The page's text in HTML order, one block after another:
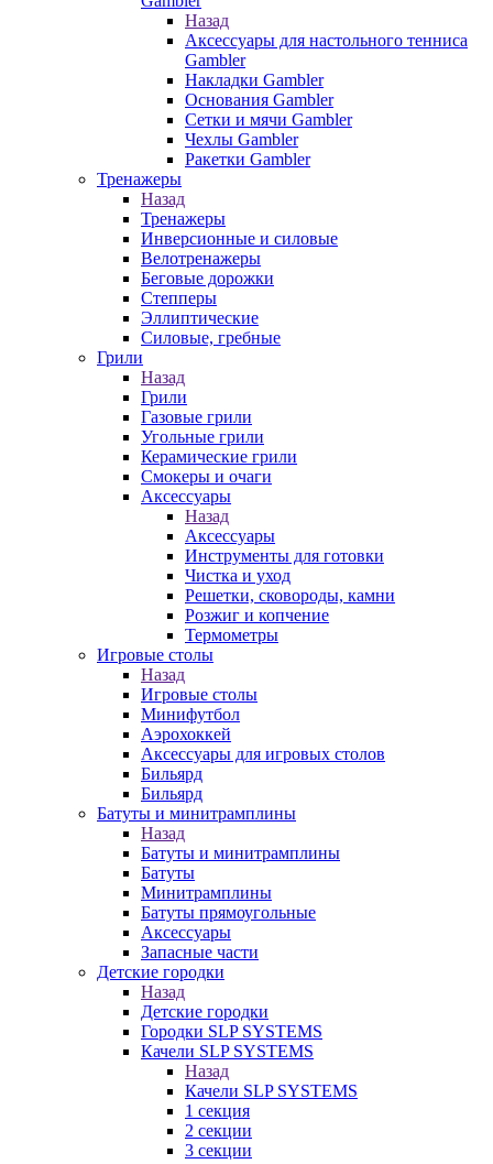
Назад
Аксессуары для настольного тенниса
Gambler
Накладки Gambler
Основания Gambler
Сетки и мячи Gambler
Чехлы Gambler
Ракетки Gambler
Тренажеры
Назад
Тренажеры
Инверсионные и силовые
Велотренажеры
Беговые дорожки
Степперы
Эллиптические
Силовые, гребные
Грили
Назад
Грили
Газовые грили
Угольные грили
Керамические грили
Смокеры и очаги
Аксессуары
Назад
Аксессуары
Инструменты для готовки
Чистка и уход
Решетки, сковороды, камни
Розжиг и копчение
Термометры
Игровые столы
Назад
Игровые столы
Минифутбол
Аэрохоккей
Аксессуары для игровых столов
Бильяpд
Бильяpд
Батуты и минитрамплины
Назад
Батуты и минитрамплины
Батуты
Минитрамплины
Батуты прямоугольные
Аксессуары
Запасные части
Детские городки
Назад
Детские городки
Городки SLP SYSTEMS
Качели SLP SYSTEMS
Назад
Качели SLP SYSTEMS
1 секция
2 секции
3 секции